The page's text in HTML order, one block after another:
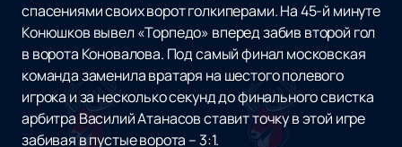
спасениями своих ворот голкиперами. На 45-й минуте
Конюшков вывел «Торпедо» вперед забив второй гол
в ворота Коновалова. Под самый финал московская
команда заменила вратаря на шестого полевого
игрока и за несколько секунд до финального свистка
арбитра Василий Атанасов ставит точку в этой игре
забивая в пустые ворота – 3:1.